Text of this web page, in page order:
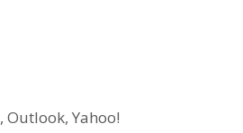
,Outlook,Yahoo!